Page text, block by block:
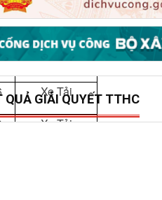
Xe Tải
Xe Tải
Xe Tải
Xe Tải
VỤ CÔNG TRỰC TRUYẾN